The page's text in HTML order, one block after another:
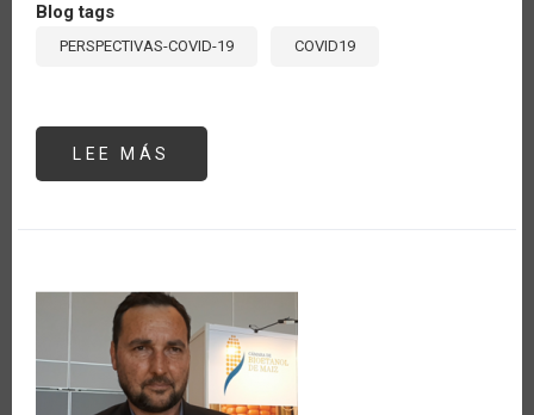
Blog tags
PERSPECTIVAS-COVID-19 COVID19
LEE MÁS
INNOVACIÓN
RECUPERACIÓN
POST
COVID-
19
DE
LAS
EMPRESAS
AGROALIMENTARIAS